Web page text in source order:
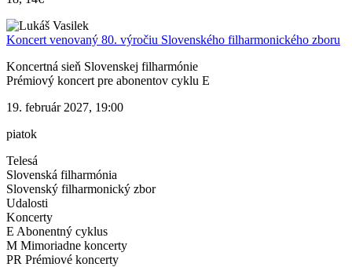
Koncert venovaný 80. výročiu Slovenského filharmonického zboru
Koncertná sieň Slovenskej filharmónie
Prémiový koncert pre abonentov cyklu E
19. február 2027, 19:00
piatok
Telesá
Slovenská filharmónia
Slovenský filharmonický zbor
Udalosti
Koncerty
E Abonentný cyklus
M Mimoriadne koncerty
PR Prémiové koncerty